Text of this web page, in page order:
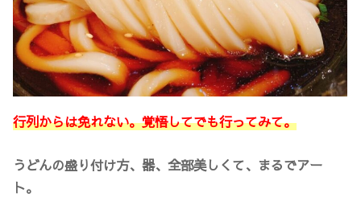
行列からは免れない。覚悟してでも行ってみて。
うどんの盛り付け方、器、全部美しくて、まるでアー
ト。